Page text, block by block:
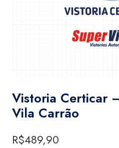
Vistoria Certicar
Vila Carrão
R$489,90